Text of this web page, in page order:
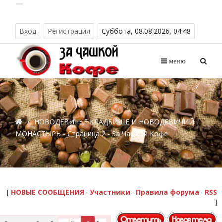
Вход Регистрация Суббота, 08.08.2026, 04:48
меню
/ НОВОДЕВИЧЬЕ КЛАДБИЩЕ И НОВОДЕВИЧИЙ
МОНАСТЫРЬ - Страница 2 - За Чашкой Кофе
[ НОВЫЕ СООБЩЕНИЯ · Участники · Правила форума · RSS
]